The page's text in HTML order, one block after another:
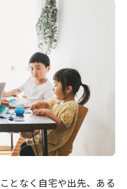
となく自宅や出先、ある